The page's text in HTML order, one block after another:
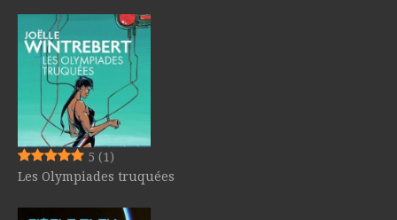
5 (1)
Les Olympiades truquées